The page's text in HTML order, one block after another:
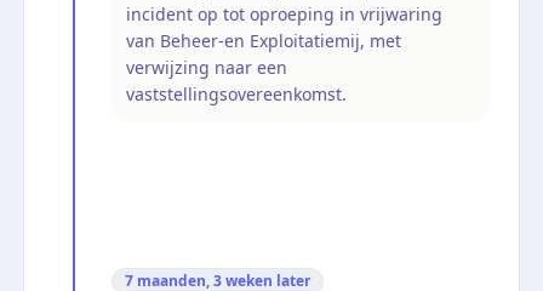
incident op tot oproeping in vrijwaring
van Beheer-en Exploitatiemij, met
verwijzing naar een
vaststellingsovereenkomst.
7 maanden, 3 weken later